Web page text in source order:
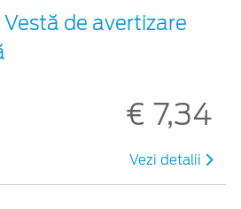
de avertizare
€ 7,34
Vezi detalii